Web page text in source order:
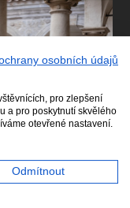
domu,
osobních údajů
pro zlepšení
a pro poskytnutí skvělého
otevřené nastavení.
Odmítnout